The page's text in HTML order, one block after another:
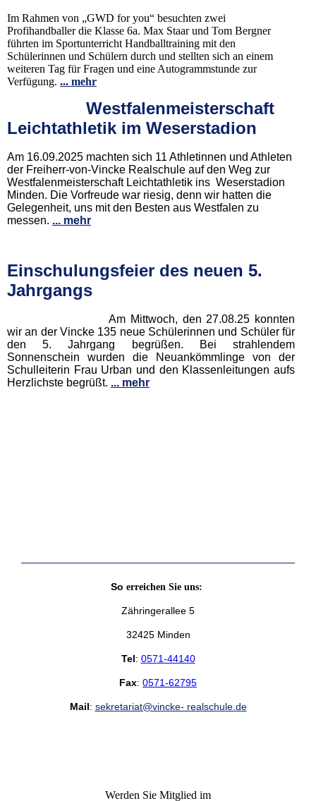
Im Rahmen von „GWD for you“ besuchten zwei
Profihandballer die Klasse 6a. Max Staar und Tom Bergner
führten im Sportunterricht Handballtraining mit den
Schülerinnen und Schülern durch und stellten sich an einem
weiteren Tag für Fragen und eine Autogrammstunde zur
Verfügung. ... mehr
Westfalenmeisterschaft
Leichtathletik im Weserstadion
Am 16.09.2025 machten sich 11 Athletinnen und Athleten
der Freiherr-von-Vincke Realschule auf den Weg zur
Westfalenmeisterschaft Leichtathletik ins Weserstadion
Minden. Die Vorfreude war riesig, denn wir hatten die
Gelegenheit, uns mit den Besten aus Westfalen zu
messen. ... mehr
Einschulungsfeier des neuen 5.
Jahrgangs
Am Mittwoch, den 27.08.25 konnten
wir an der Vincke 135 neue Schülerinnen und Schüler für
den 5. Jahrgang begrüßen. Bei strahlendem
Sonnenschein wurden die Neuankömmlinge von der
Schulleiterin Frau Urban und den Klassenleitungen aufs
Herzlichste begrüßt. ... mehr
So erreichen Sie uns:
Zähringerallee 5
32425 Minden
Tel: 0571-44140
Fax: 0571-62795
Mail: sekretariat@vincke- realschule.de
Werden Sie Mitglied im